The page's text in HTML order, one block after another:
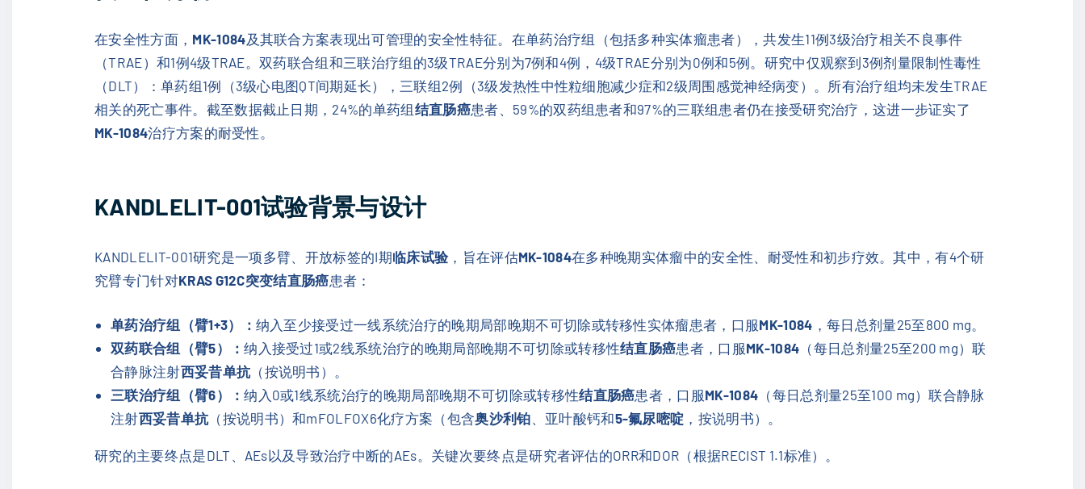
在安全性方面， MK-1084及其联合方案表现出可管理的安全性特征。在单药治疗组（包括多种实体瘤患者），共发生11例3级治疗相关不良事件
（TRAE）和1例4级TRAE。双药联合组和三联治疗组的3级TRAE分别为7例和4例，4级TRAE分别为0例和5例。研究中仅观察到3例剂量限制性毒性
（DLT）：单药组1例（3级心电图QT间期延长），三联组2例（3级发热性中性粒细胞减少症和2级周围感觉神经病变）。所有治疗组均未发生TRAE
相关的死亡事件。截至数据截止日期，24%的单药组结直肠癌患者、59%的双药组患者和97%的三联组患者仍在接受研究治疗，这进一步证实了
MK-1084治疗方案的耐受性。
KANDLELIT-001试验背景与设计
KANDLELIT-001研究是一项多臂、开放标签的I期临床试验，旨在评估MK-1084在多种晚期实体瘤中的安全性、耐受性和初步疗效。其中，有4个研
究臂专门针对KRAS G12C突变结直肠癌患者：
单药治疗组（臂1+3）： 纳入至少接受过一线系统治疗的晚期局部晚期不可切除或转移性实体瘤患者，口服MK-1084 ，每日总剂量25至800 mg。
双药联合组（臂5）：纳入接受过1或2线系统治疗的晚期局部晚期不可切除或转移性结直肠癌患者，口服MK-1084 （每日总剂量25至200 mg）联
合静脉注射西妥昔单抗 （按说明书）。
三联治疗组（臂6）：纳入0或1线系统治疗的晚期局部晚期不可切除或转移性结直肠癌患者，口服MK-1084 （每日总剂量25至100 mg）联合静脉
注射西妥昔单抗 （按说明书）和mFOLFOX6化疗方案（包含奥沙利铂 、亚叶酸钙和5-氟尿嘧啶 ，按说明书）。
研究的主要终点是DLT、AEs以及导致治疗中断的AEs。关键次要终点是研究者评估的ORR和DOR（根据RECIST 1.1标准）。